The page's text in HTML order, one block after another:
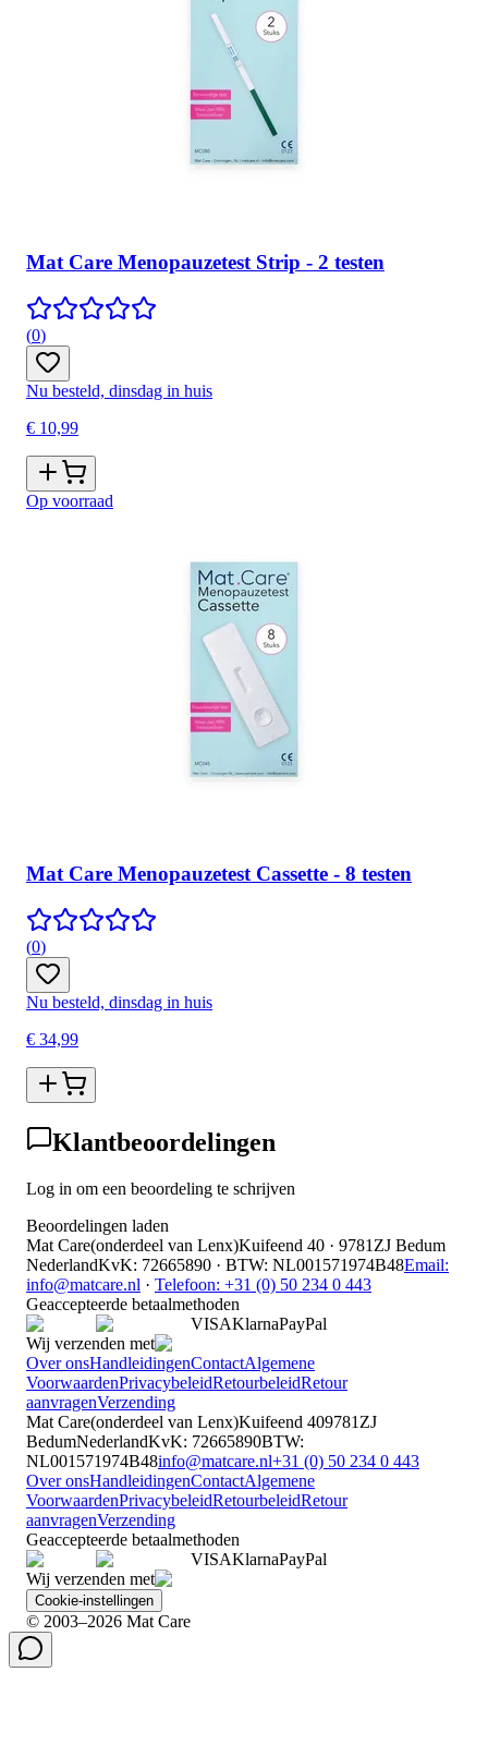
Mat Care Menopauzetest Strip - 2 testen
(0)
Nu besteld, dinsdag in huis
€ 10,99
Op voorraad
Mat Care Menopauzetest Cassette - 8 testen
(0)
Nu besteld, dinsdag in huis
€ 34,99
Klantbeoordelingen
Log in om een beoordeling te schrijven
Beoordelingen laden
Mat Care(onderdeel van Lenx)Kuifeend 40 · 9781ZJ Bedum
NederlandKvK: 72665890 · BTW: NL001571974B48Email:
info@matcare.nl · Telefoon: +31 (0) 50 234 0 443
Geaccepteerde betaalmethoden
VISAKlarnaPayPal
Wij verzenden met
Over onsHandleidingenContactAlgemene
VoorwaardenPrivacybeleidRetourbeleidRetour
aanvragenVerzending
Mat Care(onderdeel van Lenx)Kuifeend 409781ZJ
BedumNederlandKvK: 72665890BTW:
NL001571974B48info@matcare.nl+31 (0) 50 234 0 443
Over onsHandleidingenContactAlgemene
VoorwaardenPrivacybeleidRetourbeleidRetour
aanvragenVerzending
Geaccepteerde betaalmethoden
VISAKlarnaPayPal
Wij verzenden met
Cookie-instellingen
© 2003–2026 Mat Care